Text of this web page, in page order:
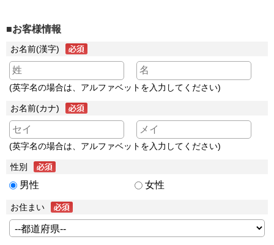
■お客様情報
お名前(漢字)
(英字名の場合は、アルファベットを入力してください)
お名前(カナ)
(英字名の場合は、アルファベットを入力してください)
性別
男性 女性
お住まい